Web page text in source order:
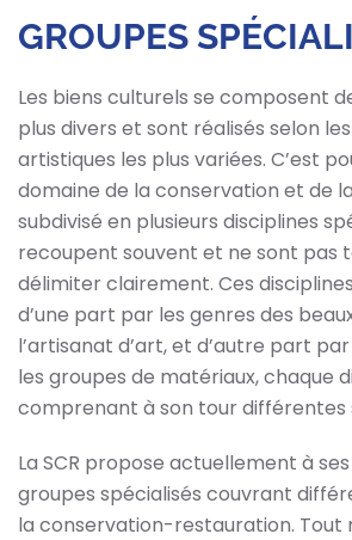
GROUPES
Les biens culturels se composent
plus divers et sont réalisés selon
artistiques les plus variées. C’est
domaine de la conservation et de
subdivisé en plusieurs disciplines
recoupent souvent et ne sont pas
délimiter clairement. Ces
d’une part par les genres des
l’artisanat d’art, et d’autre part
les groupes de matériaux, chaque
comprenant à son tour différentes
La SCR propose actuellement à
groupes spécialisés couvrant
la conservation-restauration. Tout